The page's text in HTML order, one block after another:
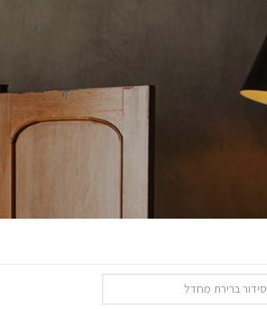
סידור ברירת מחדל